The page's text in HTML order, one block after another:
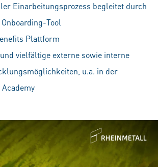
Einarbeitungsprozess begleitet durch
Tool
Plattform
vielfältige externe sowie interne
u.a. in der